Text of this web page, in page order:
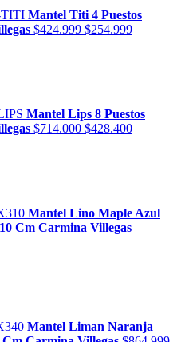
Mantel Titi 4 Puestos
$424.999 $254.999
Mantel Lips 8 Puestos
$714.000 $428.400
Mantel Lino Maple Azul
Cm Carmina Villegas
Mantel Liman Naranja